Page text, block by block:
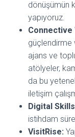
dönüşümün
yapıyoruz.
Connective
güçlendirme
ajans ve
atölyeler,
da bu
iletişim
Digital
istihdam
VisitRise: